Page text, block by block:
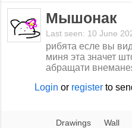
Мышонак
Last seen: 10 June
рибята есле вы
миня эта значет
абращати
Login or register to
Drawings Wall